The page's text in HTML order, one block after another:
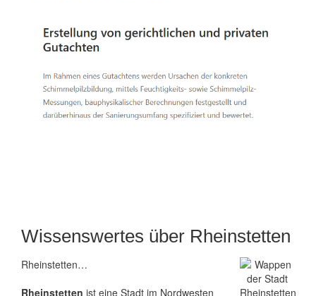
Wissenswertes über Rheinstetten
Rheinstetten…
Rheinstetten ist eine Stadt im Nordwesten